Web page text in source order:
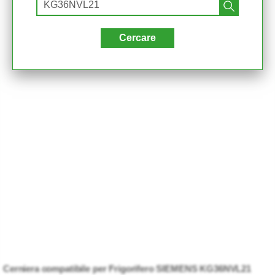
Cerniera compatibile per Frigorifero SIEMENS KG36NVL21
Cercare